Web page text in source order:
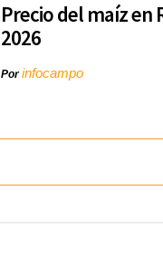
Precio del maíz en
2026
Porinfocampo